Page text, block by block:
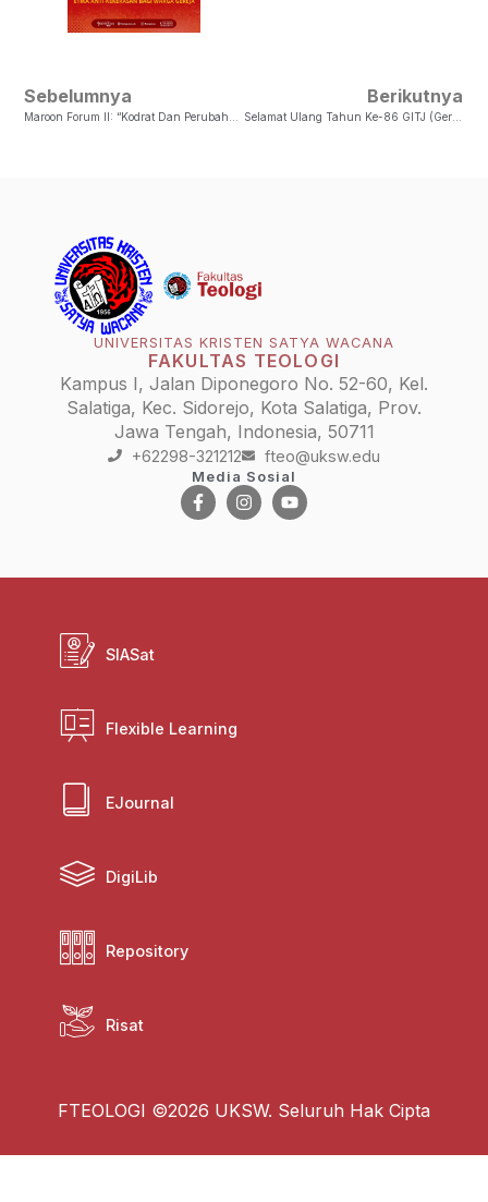
Sebelumnya Berikutnya
Selamat Ulang Tahun Ke-86 GITJ (Gereja Injili Di Tanah Jawa)
UNIVERSITAS KRISTEN SATYA WACANA
FAKULTAS TEOLOGI
Kampus I, Jalan Diponegoro No. 52-60, Kel.
Salatiga, Kec. Sidorejo, Kota Salatiga, Prov.
Jawa Tengah, Indonesia, 50711
+62298-321212 fteo@uksw.edu
Media Sosial
SIASat
Flexible Learning
EJournal
DigiLib
Repository
Risat
FTEOLOGI ©2026 UKSW. Seluruh Hak Cipta